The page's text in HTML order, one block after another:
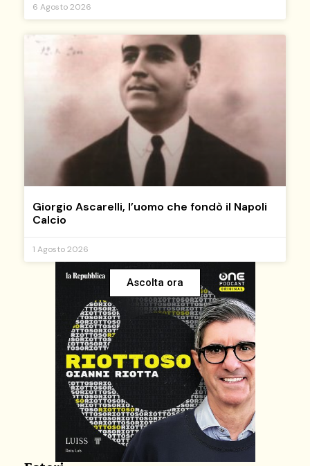
6 Agosto 2026
Giorgio Ascarelli, l’uomo che fondò il Napoli
Calcio
1 Agosto 2026
Ascolta ora